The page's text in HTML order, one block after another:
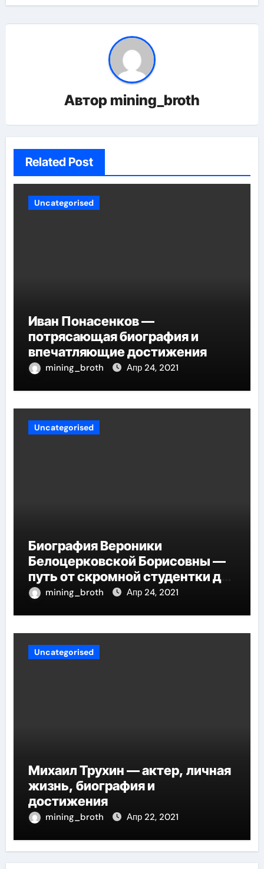
Автор mining_broth
Related Post
Uncategorised
Иван Понасенков —
потрясающая биография и
впечатляющие достижения
mining_broth Апр 24, 2021
Uncategorised
Биография Вероники
Белоцерковской Борисовны —
путь от скромной студентки до
великолепных достижений в
mining_broth Апр 24, 2021
Uncategorised
Михаил Трухин — актер, личная
жизнь, биография и
достижения
mining_broth Апр 22, 2021